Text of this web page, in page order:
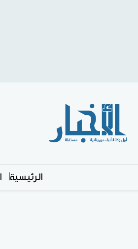
الرئيسية